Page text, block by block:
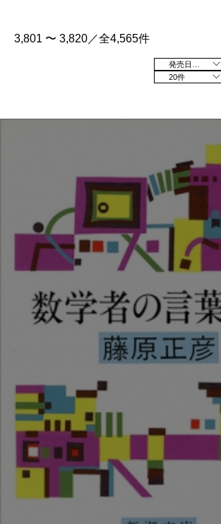
3,801 〜 3,820／全4,565件
20件